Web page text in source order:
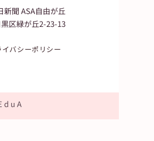
新聞 ASA自由が丘
区緑が丘2-23-13
イバシーポリシー
d u A